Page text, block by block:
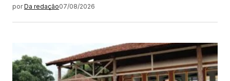
por Da redação07/08/2026